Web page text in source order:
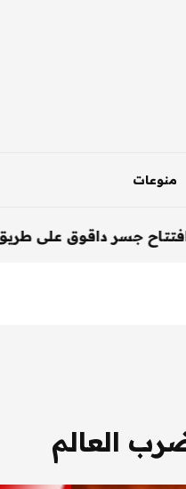
منوعات
على طريق بغداد – كركوك
العالم